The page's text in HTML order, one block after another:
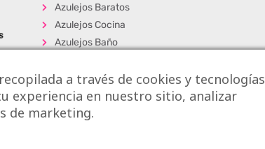
Azulejos Baratos
Azulejos Cocina
Azulejos Baño
Porcelánicos
Suelos Vinílicos
Los + Vendidos
a través de cookies y tecnologías
experiencia en nuestro sitio, analizar
de marketing.